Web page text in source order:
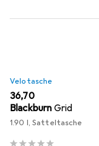
Velotasche
EUR
36,70
Blackburn Grid
1.90 l, Satteltasche